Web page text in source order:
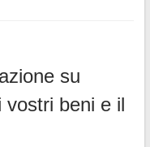
su
vostri beni e il